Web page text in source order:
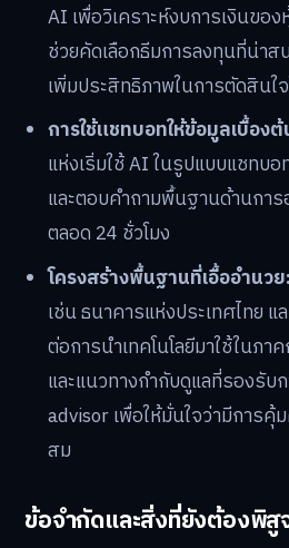
AI เพื่อวิเคราะห์งบการเงินขอ
ช่วยคัดเลือกธีมการลงทุนที่น่าส
เพิ่มประสิทธิภาพในการตัดสินใ
การใช้แชทบอทให้ข้อมูลเบื้อง
แห่งเริ่มใช้ AI ในรูปแบบแชทบ
และตอบคำถามพื้นฐานด้านการ
ตลอด 24 ชั่วโมง
โครงสร้างพื้นฐานที่เอื้ออำนวย:
เช่น ธนาคารแห่งประเทศไทย แ
ต่อการนำเทคโนโลยีมาใช้ในภา
และแนวทางกำกับดูแลที่รองรับ
advisor เพื่อให้มั่นใจว่ามีการคุ้
สม
ข้อจำกัดและสิ่งที่ยังต้องพิสู